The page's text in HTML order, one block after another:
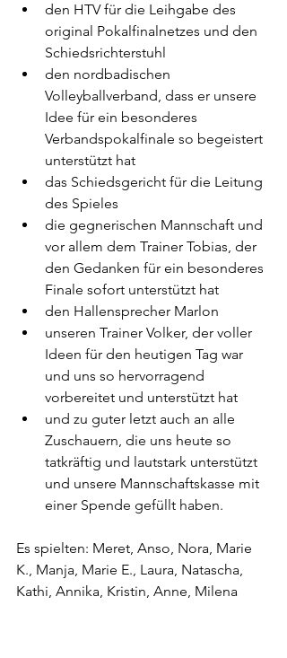
den HTV für die Leihgabe des
original Pokalfinalnetzes und den
Schiedsrichterstuhl
den nordbadischen
Volleyballverband, dass er unsere
Idee für ein besonderes
Verbandspokalfinale so begeistert
unterstützt hat
das Schiedsgericht für die Leitung
des Spieles
die gegnerischen Mannschaft und
vor allem dem Trainer Tobias, der
den Gedanken für ein besonderes
Finale sofort unterstützt hat
den Hallensprecher Marlon
unseren Trainer Volker, der voller
Ideen für den heutigen Tag war
und uns so hervorragend
vorbereitet und unterstützt hat
und zu guter letzt auch an alle
Zuschauern, die uns heute so
tatkräftig und lautstark unterstützt
und unsere Mannschaftskasse mit
einer Spende gefüllt haben.
Es spielten: Meret, Anso, Nora, Marie
K., Manja, Marie E., Laura, Natascha,
Kathi, Annika, Kristin, Anne, Milena